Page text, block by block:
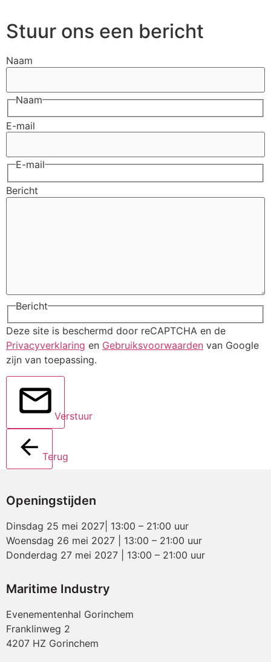
Stuur ons een bericht
Naam
Naam
E-mail
E-mail
Bericht
Bericht
Deze site is beschermd door reCAPTCHA en de
Privacyverklaring en Gebruiksvoorwaarden van Google
zijn van toepassing.
Verstuur
Terug
Openingstijden
Dinsdag 25 mei 2027| 13:00 – 21:00 uur
Woensdag 26 mei 2027 | 13:00 – 21:00 uur
Donderdag 27 mei 2027 | 13:00 – 21:00 uur
Maritime Industry
Evenementenhal Gorinchem
Franklinweg 2
4207 HZ Gorinchem